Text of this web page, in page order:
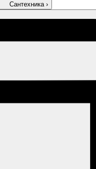
Сантехника ›